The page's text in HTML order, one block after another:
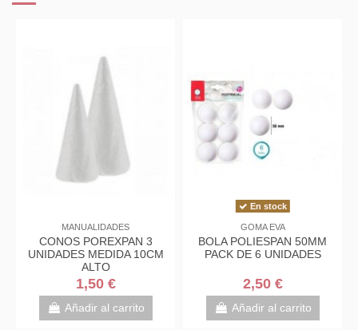
MANUALIDADES
CONOS POREXPAN 3
UNIDADES MEDIDA 10CM
ALTO
1,50 €
Añadir al carrito
En stock
GOMA EVA
BOLA POLIESPAN 50MM
PACK DE 6 UNIDADES
2,50 €
Añadir al carrito